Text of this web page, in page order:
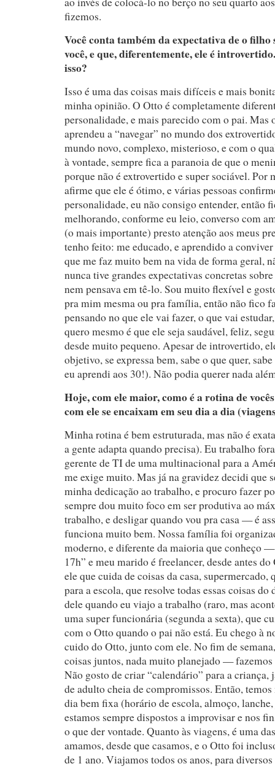
fizemos.
Você conta também da expectativa de o
você, e que, diferentemente, ele é
isso?
Isso é uma das coisas mais difíceis e mais
minha opinião. O Otto é completamente
personalidade, e mais parecido com o pai. Mas
aprendeu a “navegar” no mundo dos
mundo novo, complexo, misterioso, e com o
à vontade, sempre fica a paranoia de que o
porque não é extrovertido e super sociável. Por
afirme que ele é ótimo, e várias pessoas
personalidade, eu não consigo entender, então
melhorando, conforme eu leio, converso com
(o mais importante) presto atenção aos meus
tenho feito: me educado, e aprendido a
que me faz muito bem na vida de forma geral,
nunca tive grandes expectativas concretas
nem pensava em tê-lo. Sou muito flexível e
pra mim mesma ou pra família, então não fico
pensando no que ele vai fazer, o que vai
quero mesmo é que ele seja saudável, feliz,
desde muito pequeno. Apesar de introvertido,
objetivo, se expressa bem, sabe o que quer,
eu aprendi aos 30!). Não podia querer nada
Hoje, com ele maior, como é a rotina de
com ele se encaixam em seu dia a dia
Minha rotina é bem estruturada, mas não é
a gente adapta quando precisa). Eu trabalho
gerente de TI de uma multinacional para a
me exige muito. Mas já na gravidez decidi que
minha dedicação ao trabalho, e procuro fazer
sempre dou muito foco em ser produtiva ao
trabalho, e desligar quando vou pra casa — é
funciona muito bem. Nossa família foi
moderno, e diferente da maioria que conheço
17h” e meu marido é freelancer, desde antes
ele que cuida de coisas da casa, supermercado,
para a escola, que resolve todas essas coisas
dele quando eu viajo a trabalho (raro, mas
uma super funcionária (segunda a sexta), que
com o Otto quando o pai não está. Eu chego à
cuido do Otto, junto com ele. No fim de
coisas juntos, nada muito planejado — fazemos
Não gosto de criar “calendário” para a criança,
de adulto cheia de compromissos. Então,
dia bem fixa (horário de escola, almoço,
estamos sempre dispostos a improvisar e nos
o que der vontade. Quanto às viagens, é uma
amamos, desde que casamos, e o Otto foi
de 1 ano. Viajamos todos os anos, para